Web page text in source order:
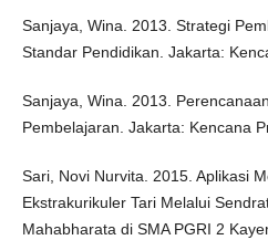
Sanjaya, Wina. 2013. Strategi
Standar Pendidikan. Jakarta:
Sanjaya, Wina. 2013.
Pembelajaran. Jakarta: Kencana
Sari, Novi Nurvita. 2015. Aplikasi
Ekstrakurikuler Tari Melalui
Mahabharata di SMA PGRI 2